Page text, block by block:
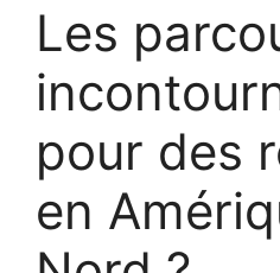
Les
pour des
en